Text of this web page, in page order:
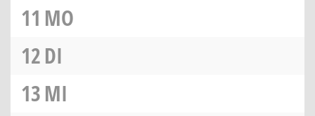
11 MO
12DI
13MI